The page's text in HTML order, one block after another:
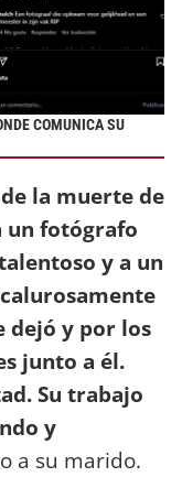
COMUNICA SU
la muerte de
un fotógrafo
y a un
dejó y por los
junto a él.
Su trabajo
y
a su marido.